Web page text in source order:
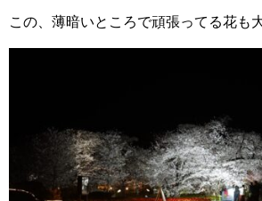
この、薄暗いところで頑張ってる花も